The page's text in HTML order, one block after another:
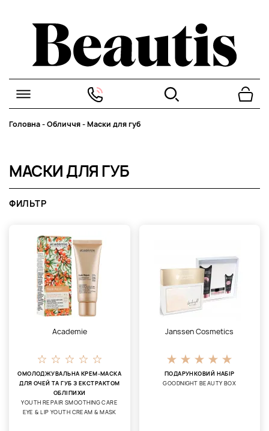
Головна-Обличчя-Маски для губ
МАСКИ ДЛЯ ГУБ
ФИЛЬТР
Academie
ОМОЛОДЖУВАЛЬНА КРЕМ-МАСКА
ДЛЯ ОЧЕЙ ТА ГУБ З ЕКСТРАКТОМ
ОБЛІПИХИ
YOUTH REPAIR SMOOTHING CARE
EYE & LIP YOUTH CREAM & MASK
Janssen Cosmetics
ПОДАРУНКОВИЙ НАБІР
GOODNIGHT BEAUTY BOX